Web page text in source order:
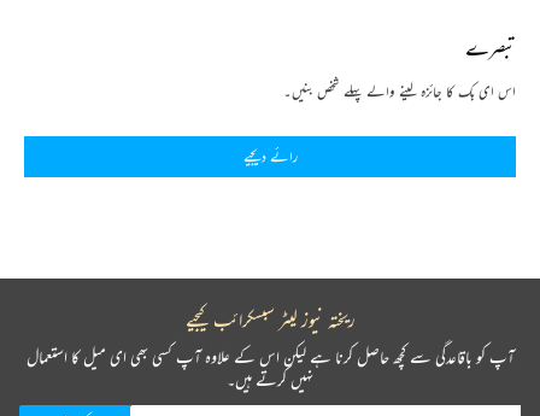
تبصرے
اس ای بک کا جائزہ لینے والے پہلے شخص بنیں۔
رائے دیجیے
ریختہ نیوز لیٹر سبسکرائب کیجیے
آپ کو باقاعدگی سے کچھ حاصل کرنا ہے لیکن اس کے علاوہ آپ کسی بھی ای میل کا استعمال
نہیں کرتے ہیں۔